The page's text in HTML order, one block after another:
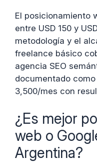
El posicionamiento
entre USD 150 y
metodología y el
freelance básico
agencia SEO
documentado como
3,500/mes con
¿Es mejor
web o
Argentina?